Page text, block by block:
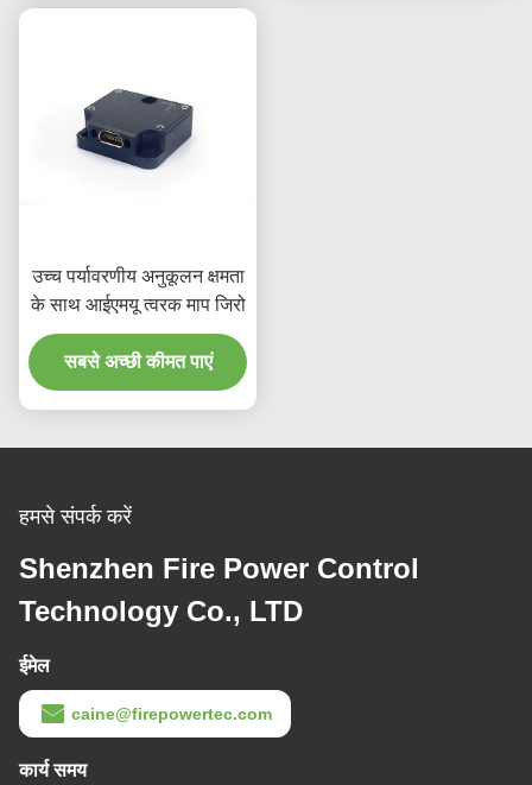
उच्च पर्यावरणीय अनुकूलन क्षमता
के साथ आईएमयू त्वरक माप जिरो
सबसे अच्छी कीमत पाएं
हमसे संपर्क करें
Shenzhen Fire Power Control
Technology Co., LTD
ईमेल
caine@firepowertec.com
कार्य समय